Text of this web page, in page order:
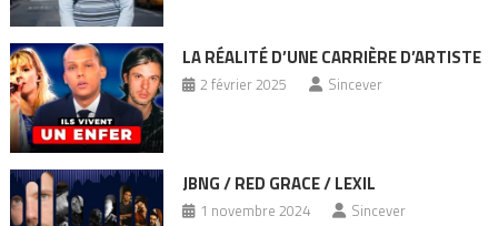
LA RÉALITÉ D’UNE CARRIÈRE D’ARTISTE
2 février 2025 Sincever
JBNG / RED GRACE / LEXIL
1 novembre 2024 Sincever